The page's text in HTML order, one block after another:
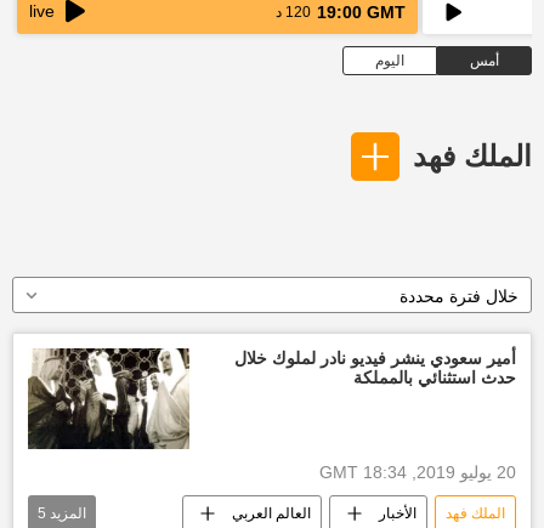
19:00 GMT 120 د live
أمس اليوم
الملك فهد
خلال فترة محددة
أمير سعودي ينشر فيديو نادر لملوك خلال
حدث استثنائي بالمملكة
20 يوليو 2019, 18:34 GMT
الملك فهد الأخبار العالم العربي المزيد 5